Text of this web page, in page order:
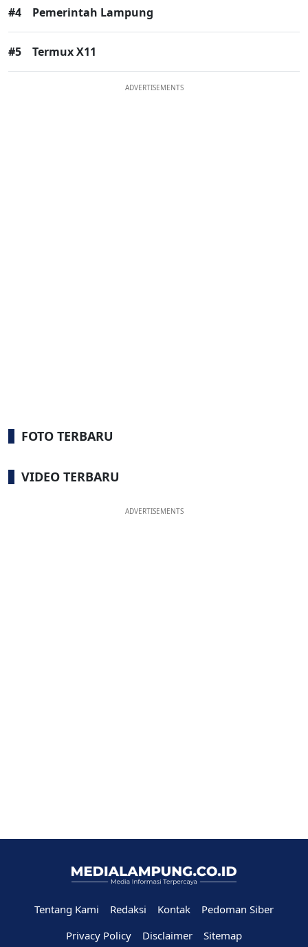
#4 Pemerintah Lampung
#5 Termux X11
ADVERTISEMENTS
FOTO TERBARU
VIDEO TERBARU
ADVERTISEMENTS
Tentang Kami Redaksi Kontak
Pedoman Siber
Privacy Policy
Disclaimer Sitemap